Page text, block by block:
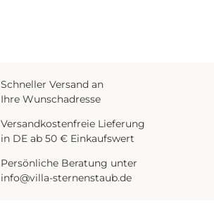
Schneller Versand an
Ihre Wunschadresse
Versandkostenfreie Lieferung
in DE ab 50 € Einkaufswert
Persönliche Beratung unter
info@villa-sternenstaub.de